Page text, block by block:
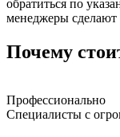
обратиться по
менеджеры сделают
Почему
Профессионально
Специалисты с